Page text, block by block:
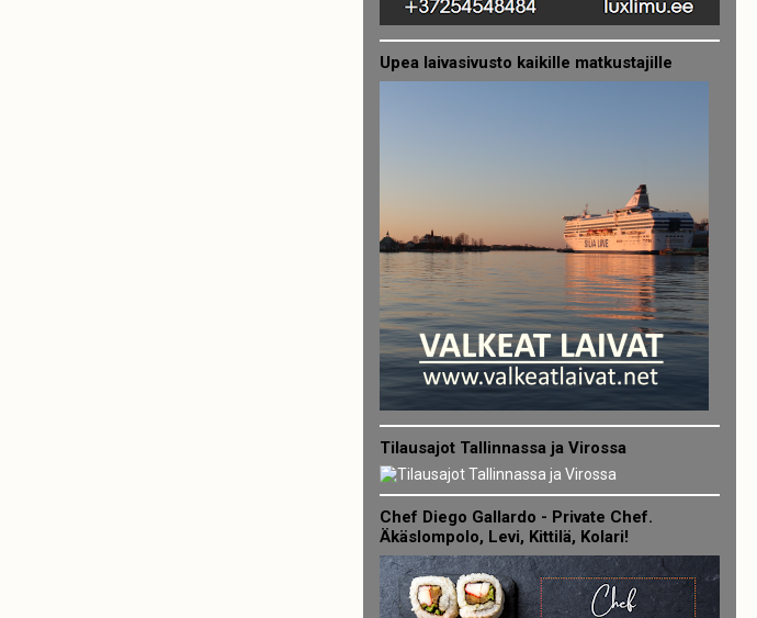
Upea laivasivusto kaikille matkustajille
Tilausajot Tallinnassa ja Virossa
Chef Diego Gallardo - Private Chef.
Äkäslompolo, Levi, Kittilä, Kolari!